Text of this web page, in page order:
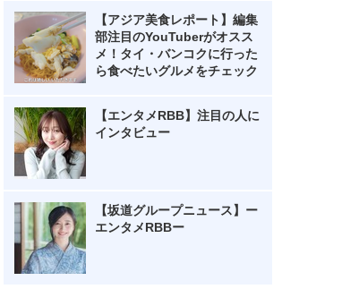
【アジア美食レポート】編集
部注目のYouTuberがオスス
メ！タイ・バンコクに行った
ら食べたいグルメをチェック
【エンタメRBB】注目の人に
インタビュー
【坂道グループニュース】ー
エンタメRBBー